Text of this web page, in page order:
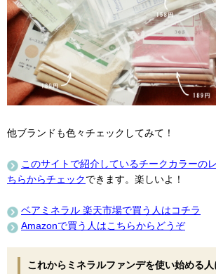
他ブランドも色々チェックしてみて！
このサイトで紹介しているチークカラーの
ちらからチェックできます。楽しいよ！
ベアミネラル 楽天市場で買う人はコチラ
Amazonで買う人はこちらからどうぞ
これからミネラルファンデを使い始める